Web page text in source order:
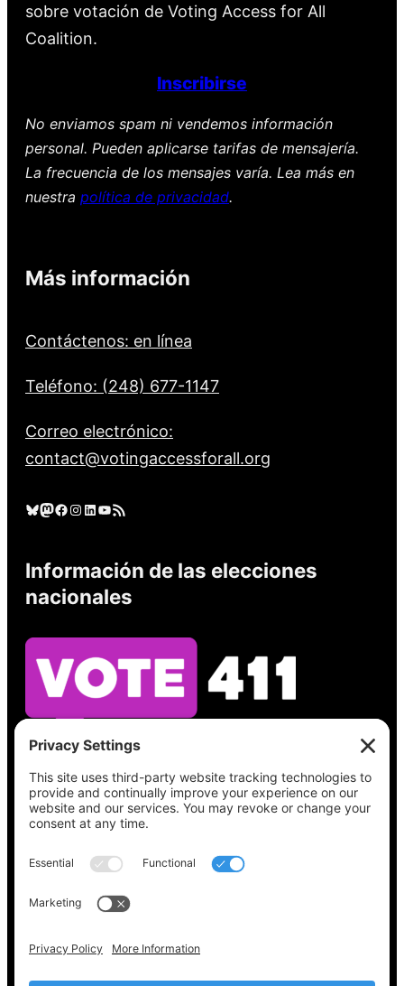
sobre votación de Voting Access for All
Coalition.
Inscribirse
No enviamos spam ni vendemos información
personal. Pueden aplicarse tarifas de mensajería.
La frecuencia de los mensajes varía. Lea más en
nuestra política de privacidad.
Más información
Contáctenos: en línea
Teléfono: (248) 677-1147
Correo electrónico:
contact@votingaccessforall.org
Cielo azul Mastodonte Facebook Instagram LinkedIn YouTube Feed RSS
Información de las elecciones
nacionales
Vea lo que hay en su boleta, encuentre su
lugar de votación, verifique el estado de su
registro y obtenga toda la información
electoral que necesita enVote411.org.
Por favor no utilice: